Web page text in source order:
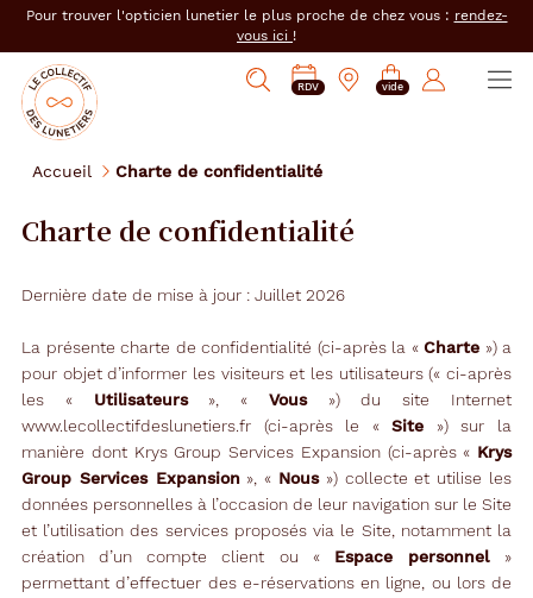
auPour trouver l'opticien lunetier le plus proche de chez vous : rendez-
vous ici !
Opticien
le
collectif
lunetiers
AfficherPRENDRE
RDV
Mon
magasin
Mes
vide
Mon
compte
Ouvrir
menu
Accueil Charte de confidentialité
Charte de confidentialité
Dernière date de mise à jour : Juillet 2026
La présente charte de confidentialité (ci-après la « Charte ») a
pour objet d’informer les visiteurs et les utilisateurs (« ci-après
les « Utilisateurs», « Vous») du site Internet
www.lecollectifdeslunetiers.fr (ci-après le «Site ») sur la
manière dont Krys Group Services Expansion (ci-après « Krys
Group Services Expansion», « Nous») collecte et utilise les
données personnelles à l’occasion de leur navigation sur le Site
et l’utilisation des services proposés via le Site, notamment la
création d’un compte client ou « Espace personnel »
permettant d’effectuer des e-réservations en ligne, ou lors de